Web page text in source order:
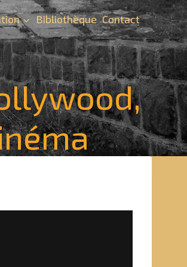
Bibliothèque Contact